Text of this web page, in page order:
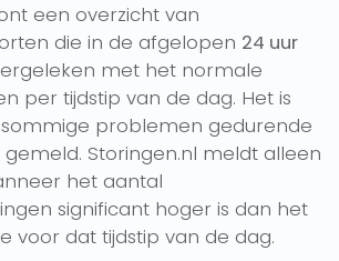
een overzicht van
die in de afgelopen 24 uur
met het normale
per tijdstip van de dag. Het is
problemen gedurende
Storingen.nl meldt alleen
het aantal
significant hoger is dan het
voor dat tijdstip van de dag.